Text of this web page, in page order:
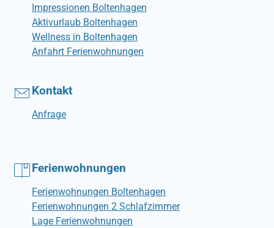
Impressionen Boltenhagen
Aktivurlaub Boltenhagen
Wellness in Boltenhagen
Anfahrt Ferienwohnungen
Kontakt
Anfrage
Ferienwohnungen
Ferienwohnungen Boltenhagen
Ferienwohnungen 2 Schlafzimmer
Lage Ferienwohnungen